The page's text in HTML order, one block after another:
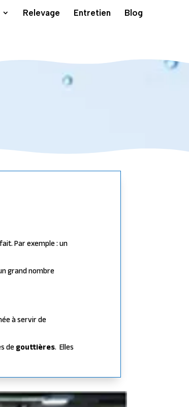
Relevage Entretien Blog
Par exemple : un
grand nombre
à servir de
degouttières. Elles